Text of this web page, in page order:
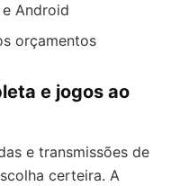
e Android
orçamentos
e jogos ao
e transmissões de
certeira. A